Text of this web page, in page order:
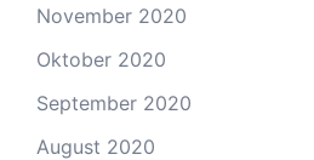
November 2020
Oktober 2020
September 2020
August 2020